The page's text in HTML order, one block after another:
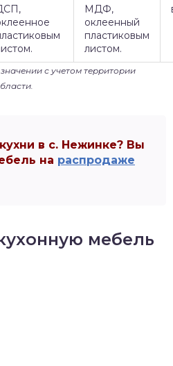
МДФ,
оклеенный
пластиковым
листом.
с учетом территории
в с. Нежинке? Вы
на распродаже
мебель